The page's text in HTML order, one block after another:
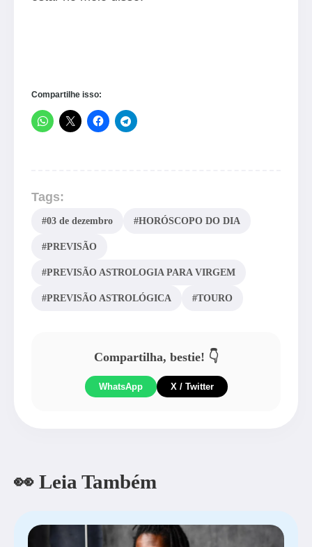
Compartilhe isso:
Tags:
#03 de dezembro #HORÓSCOPO DO DIA
#PREVISÃO
#PREVISÃO ASTROLOGIA PARA VIRGEM
#PREVISÃO ASTROLÓGICA #TOURO
Compartilha, bestie! 👇
WhatsApp X / Twitter
👀 Leia Também